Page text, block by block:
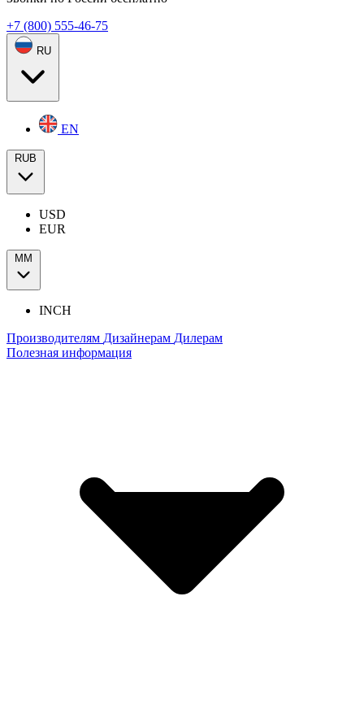
+7 (800) 555-46-75
RU
EN
RUB
USD
EUR
ММ
INCH
Производителям Дизайнерам Дилерам
Полезная информация